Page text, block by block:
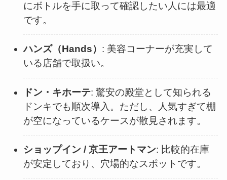
にボトルを手に取って確認したい人には最適
です。
ハンズ（Hands） : 美容コーナーが充実して
いる店舗で取扱い。
ドン・キホーテ: 驚安の殿堂として知られる
ドンキでも順次導入。ただし、人気すぎて棚
が空になっているケースが散見されます。
ショップイン / 京王アートマン: 比較的在庫
が安定しており、穴場的なスポットです。